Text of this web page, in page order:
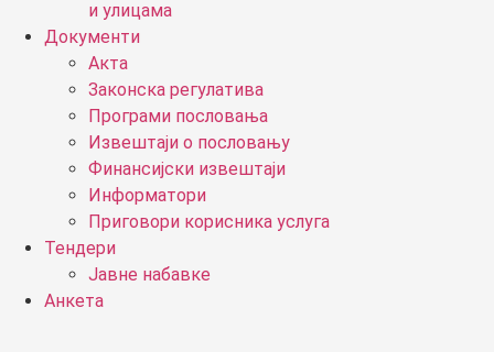
и улицама
Документи
Акта
Законска регулатива
Програми пословања
Извештаји о пословању
Финансијски извештаји
Информатори
Приговори корисника услуга
Тендери
Јавне набавке
Анкета